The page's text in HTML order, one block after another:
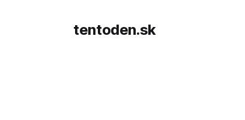
tentoden.sk